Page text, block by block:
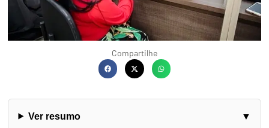
Compartilhe
Ver resumo